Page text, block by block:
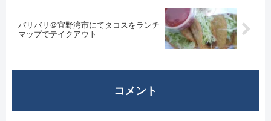
バリバリ＠宜野湾市にてタコスをランチ
マップでテイクアウト
コメント